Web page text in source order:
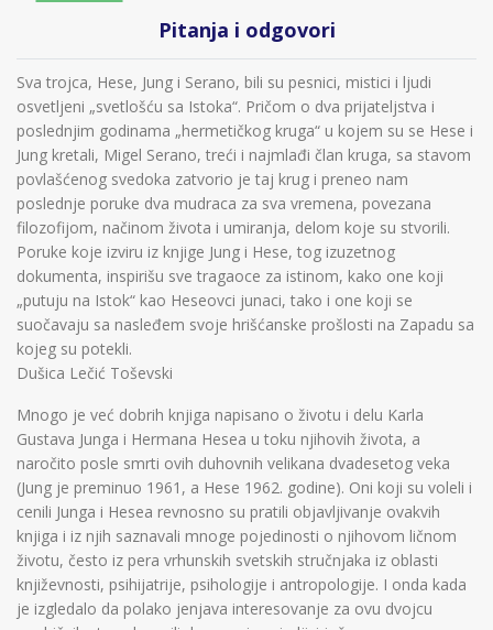
Pitanja i odgovori
Sva trojca, Hese, Jung i Serano, bili su pesnici, mistici i ljudi
osvetljeni „svetlošću sa Istoka“. Pričom o dva prijateljstva i
poslednjim godinama „hermetičkog kruga“ u kojem su se Hese i
Jung kretali, Migel Serano, treći i najmlađi član kruga, sa stavom
povlašćenog svedoka zatvorio je taj krug i preneo nam
poslednje poruke dva mudraca za sva vremena, povezana
filozofijom, načinom života i umiranja, delom koje su stvorili.
Poruke koje izviru iz knjige Jung i Hese, tog izuzetnog
dokumenta, inspirišu sve tragaoce za istinom, kako one koji
„putuju na Istok“ kao Heseovci junaci, tako i one koji se
suočavaju sa nasleđem svoje hrišćanske prošlosti na Zapadu sa
kojeg su potekli.
Dušica Lečić Toševski
Mnogo je već dobrih knjiga napisano o životu i delu Karla
Gustava Junga i Hermana Hesea u toku njihovih života, a
naročito posle smrti ovih duhovnih velikana dvadesetog veka
(Jung je preminuo 1961, a Hese 1962. godine). Oni koji su voleli i
cenili Junga i Hesea revnosno su pratili objavljivanje ovakvih
knjiga i iz njih saznavali mnoge pojedinosti o njihovom ličnom
životu, često iz pera vrhunskih svetskih stručnjaka iz oblasti
književnosti, psihijatrije, psihologije i antropologije. I onda kada
je izgledalo da polako jenjava interesovanje za ovu dvojcu